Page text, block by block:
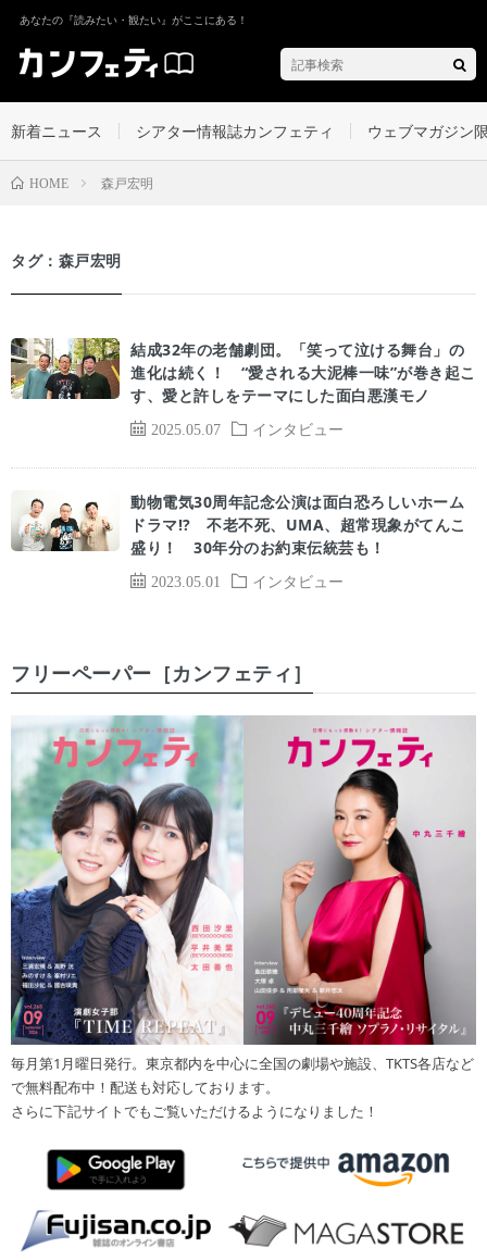
あなたの『読みたい・観たい』がここにある！
新着ニュース シアター情報誌カンフェティ ウェブマガジン
HOME 森戸宏明
タグ：森戸宏明
2025.05.07 インタビュー
結成32年の老舗劇団。「笑って泣ける舞台」の
進化は続く！ “愛される大泥棒一味”が巻き起こ
す、愛と許しをテーマにした面白悪漢モノ
2023.05.01 インタビュー
動物電気30周年記念公演は面白恐ろしいホーム
ドラマ!? 不老不死、UMA、超常現象がてんこ
盛り！ 30年分のお約束伝統芸も！
フリーペーパー［カンフェティ］
毎月第1月曜日発行。東京都内を中心に全国の劇場や施設、TKTS各店など
で無料配布中！配送も対応しております。
さらに下記サイトでもご覧いただけるようになりました！